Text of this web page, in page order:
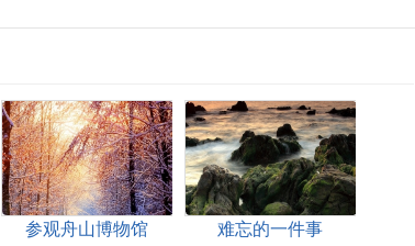
参观舟山博物馆 难忘的一件事